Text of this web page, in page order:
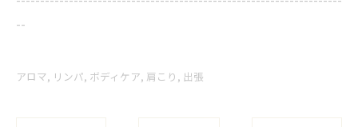
--
アロマ リンパ ボディケア 肩こり 出張